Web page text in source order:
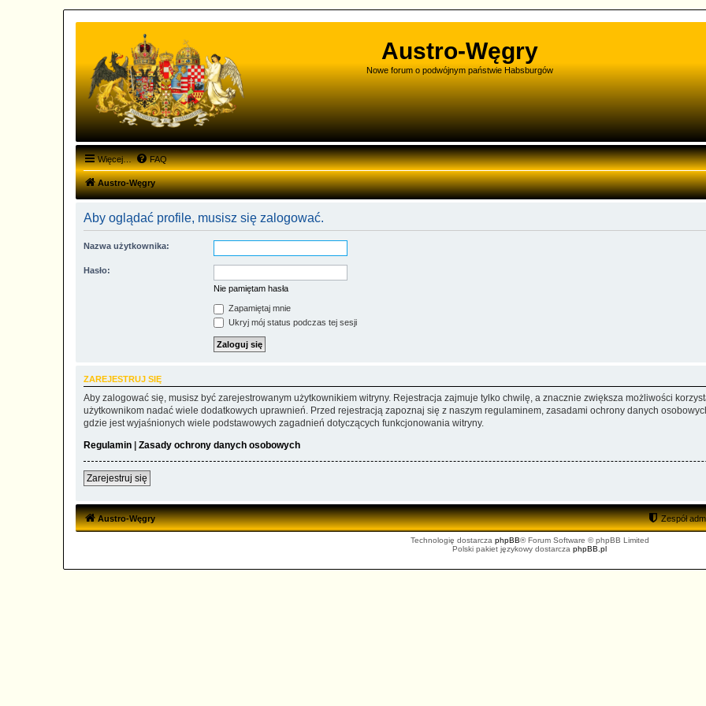
Austro-Węgry
Nowe forum o podwójnym państwie Habsburgów
Więcej… FAQ
Austro-Węgry
Aby oglądać profile, musisz się zalogować.
Nazwa użytkownika:
Hasło:
Nie pamiętam hasła
Zapamiętaj mnie
Ukryj mój status podczas tej sesji
ZAREJESTRUJ SIĘ
Aby zalogować się, musisz być zarejestrowanym użytkownikiem witryny. Rejestracja zajmuje tylko chwilę, a znacznie zwiększa możliwości
użytkownikom nadać wiele dodatkowych uprawnień. Przed rejestracją zapoznaj się z naszym regulaminem, zasadami ochrony danych
gdzie jest wyjaśnionych wiele podstawowych zagadnień dotyczących funkcjonowania witryny.
Regulamin | Zasady ochrony danych osobowych
Zarejestruj się
Austro-Węgry Zespół
Technologię dostarcza phpBB® Forum Software © phpBB Limited
Polski pakiet językowy dostarcza phpBB.pl